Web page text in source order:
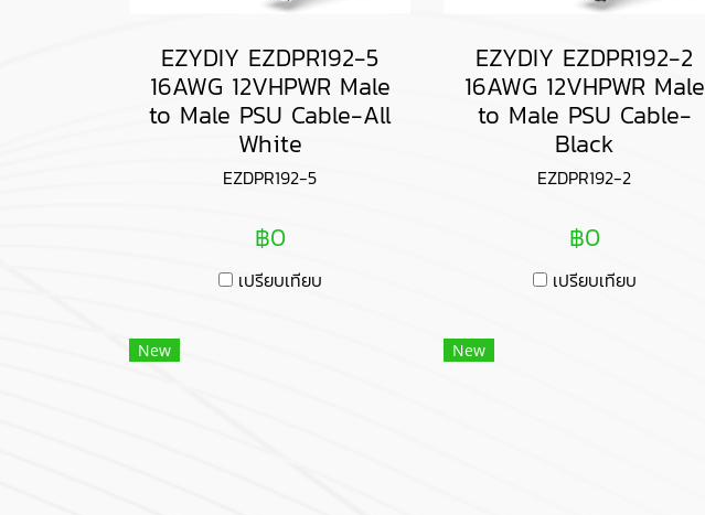
EZYDIY EZDPR192-5
16AWG 12VHPWR Male
to Male PSU Cable-All
White
EZDPR192-5
฿0
เปรียบเทียบ
EZYDIY EZDPR192-2
16AWG 12VHPWR Male
to Male PSU Cable-
Black
EZDPR192-2
฿0
เปรียบเทียบ
New New